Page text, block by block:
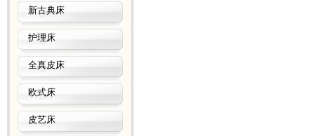
新古典床
护理床
全真皮床
欧式床
皮艺床